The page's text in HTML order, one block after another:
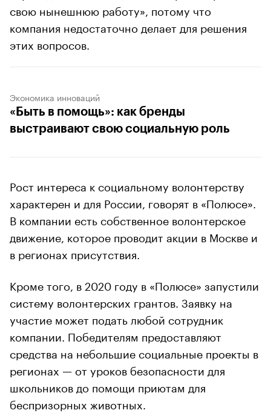
свою нынешнюю работу», потому что
компания недостаточно делает для решения
этих вопросов.
Экономика инноваций
«Быть в помощь»: как бренды
выстраивают свою социальную роль
Рост интереса к социальному волонтерству
характерен и для России, говорят в «Полюсе».
В компании есть собственное волонтерское
движение, которое проводит акции в Москве и
в регионах присутствия.
Кроме того, в 2020 году в «Полюсе» запустили
систему волонтерских грантов. Заявку на
участие может подать любой сотрудник
компании. Победителям предоставляют
средства на небольшие социальные проекты в
регионах — от уроков безопасности для
школьников до помощи приютам для
беспризорных животных.